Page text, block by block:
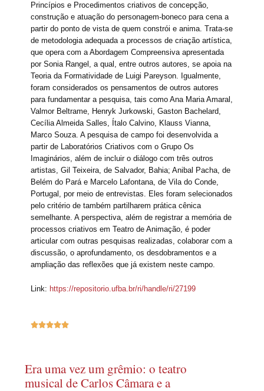
Princípios e Procedimentos criativos de concepção,
construção e atuação do personagem-boneco para cena a
partir do ponto de vista de quem constrói e anima. Trata-se
de metodologia adequada a processos de criação artística,
que opera com a Abordagem Compreensiva apresentada
por Sonia Rangel, a qual, entre outros autores, se apoia na
Teoria da Formatividade de Luigi Pareyson. Igualmente,
foram considerados os pensamentos de outros autores
para fundamentar a pesquisa, tais como Ana Maria Amaral,
Valmor Beltrame, Henryk Jurkowski, Gaston Bachelard,
Cecília Almeida Salles, Ítalo Calvino, Klauss Vianna,
Marco Souza. A pesquisa de campo foi desenvolvida a
partir de Laboratórios Criativos com o Grupo Os
Imaginários, além de incluir o diálogo com três outros
artistas, Gil Teixeira, de Salvador, Bahia; Anibal Pacha, de
Belém do Pará e Marcelo Lafontana, de Vila do Conde,
Portugal, por meio de entrevistas. Eles foram selecionados
pelo critério de também partilharem prática cênica
semelhante. A perspectiva, além de registrar a memória de
processos criativos em Teatro de Animação, é poder
articular com outras pesquisas realizadas, colaborar com a
discussão, o aprofundamento, os desdobramentos e a
ampliação das reflexões que já existem neste campo.
Link: https://repositorio.ufba.br/ri/handle/ri/27199

Era uma vez um grêmio: o teatro
musical de Carlos Câmara e a